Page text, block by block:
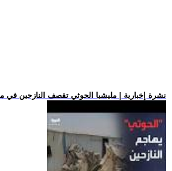
.. نشرة إخبارية | مليشيا الحوثي تقصف النازحين في